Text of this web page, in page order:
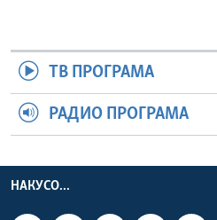
ТВ ПРОГРАМА
РАДИО ПРОГРАМА
НАКУСО...